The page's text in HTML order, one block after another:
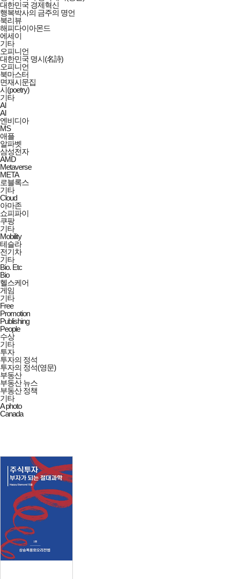
대한민국 경제혁신
행복박사의 금주의 명언
북리뷰
해피다이아몬드
에세이
기타
오피니언
대한민국 명시(名詩)
오피니언
북마스터
면재시문집
시(poetry)
기타
AI
AI
엔비디아
MS
애플
알파벳
삼성전자
AMD
Metaverse
META
로블록스
기타
Cloud
아마존
쇼피파이
쿠팡
기타
Mobility
테슬라
전기차
기타
Bio. Etc
Bio
헬스케어
게임
기타
Free
Promotion
Publishing
People
수상
기타
투자
투자의 정석
투자의 정석(영문)
부동산
부동산 뉴스
부동산 정책
기타
A photo
Canada